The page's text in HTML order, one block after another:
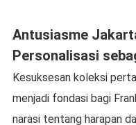
Antusiasme
Personalisasi
Kesuksesan koleksi
menjadi fondasi bagi
narasi tentang harapan